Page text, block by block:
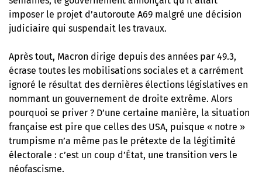
imposer le projet d’autoroute A69 malgré une décision
judiciaire qui suspendait les travaux.
Après tout, Macron dirige depuis des années par 49.3,
écrase toutes les mobilisations sociales et a carrément
ignoré le résultat des dernières élections législatives en
nommant un gouvernement de droite extrême. Alors
pourquoi se priver ? D’une certaine manière, la situation
française est pire que celles des USA, puisque « notre »
trumpisme n’a même pas le prétexte de la légitimité
électorale : c’est un coup d’État, une transition vers le
néofascisme.